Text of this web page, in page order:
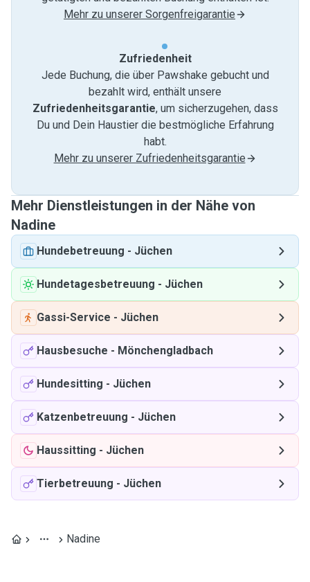
Mehr zu unserer Sorgenfreigarantie
Zufriedenheit
Jede Buchung, die über Pawshake gebucht und
bezahlt wird, enthält unsere
Zufriedenheitsgarantie, um sicherzugehen, dass
Du und Dein Haustier die bestmögliche Erfahrung
habt.
Mehr zu unserer Zufriedenheitsgarantie
Mehr Dienstleistungen in der Nähe von
Nadine
Hundebetreuung - Jüchen
Hundetagesbetreuung - Jüchen
Gassi-Service - Jüchen
Hausbesuche - Mönchengladbach
Hundesitting - Jüchen
Katzenbetreuung - Jüchen
Haussitting - Jüchen
Tierbetreuung - Jüchen
Nadine